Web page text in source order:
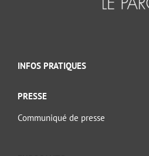
INFOS PRATIQUES
PRESSE
Communiqué de presse